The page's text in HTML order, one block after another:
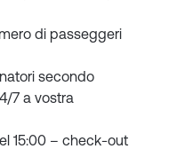
di passeggeri
secondo
7 a vostra
15:00 – check-out